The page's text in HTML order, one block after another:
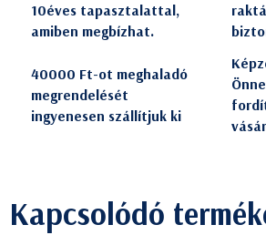
10éves tapasztalattal,
amiben megbízhat.
40000 Ft-ot meghaladó
megrendelését
ingyenesen szállítjuk ki
Kapcsolódó